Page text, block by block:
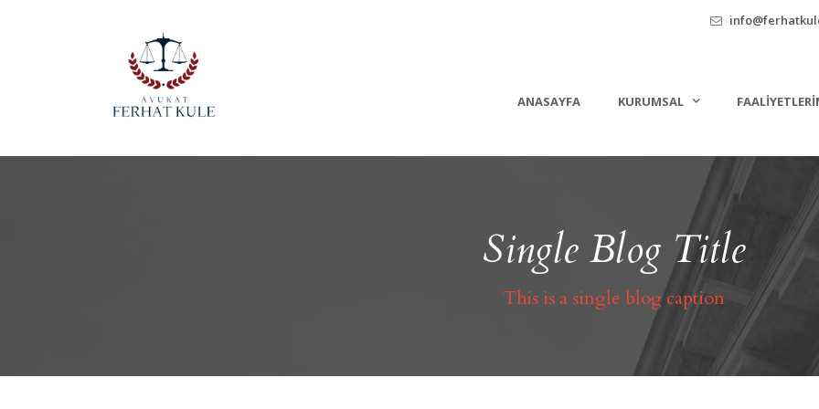
ANASAYFA KURUMSAL
Single Blog Title
This is a single blog caption